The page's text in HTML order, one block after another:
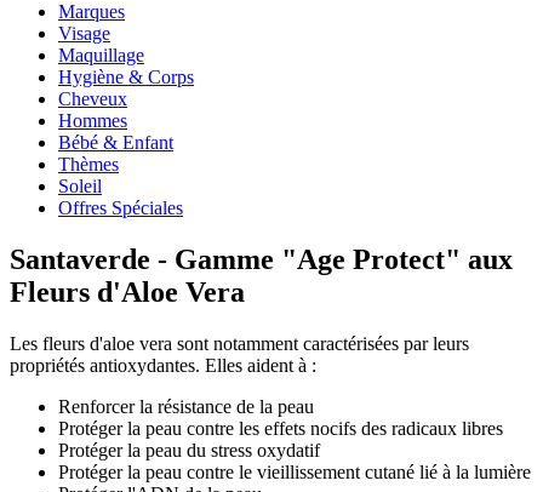
Marques
Visage
Maquillage
Hygiène & Corps
Cheveux
Hommes
Bébé & Enfant
Thèmes
Soleil
Offres Spéciales
Santaverde - Gamme "Age Protect" aux
Fleurs d'Aloe Vera
Les fleurs d'aloe vera sont notamment caractérisées par leurs
propriétés antioxydantes. Elles aident à :
Renforcer la résistance de la peau
Protéger la peau contre les effets nocifs des radicaux libres
Protéger la peau du stress oxydatif
Protéger la peau contre le vieillissement cutané lié à la lumière